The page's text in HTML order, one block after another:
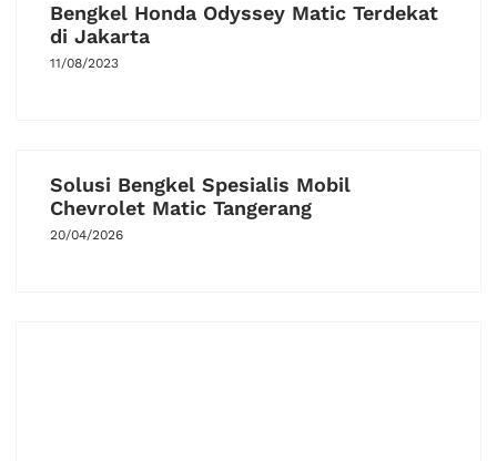
Bengkel Honda Odyssey Matic Terdekat
di Jakarta
11/08/2023
Solusi Bengkel Spesialis Mobil
Chevrolet Matic Tangerang
20/04/2026